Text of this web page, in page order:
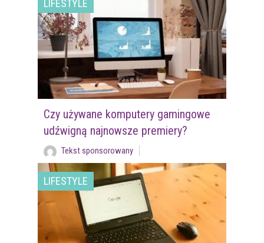
LIFESTYLE
Czy używane komputery gamingowe
udźwigną najnowsze premiery?
Tekst sponsorowany
LIFESTYLE